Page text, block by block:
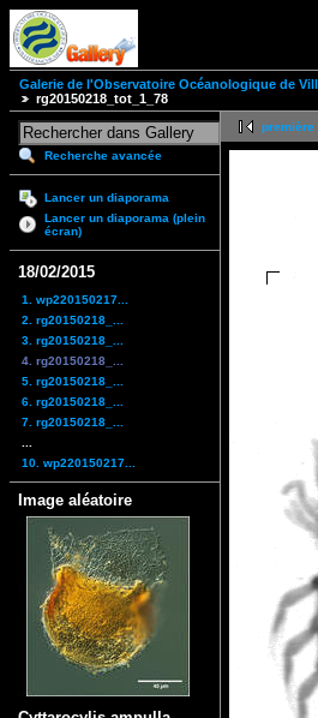
Galerie de l'Observatoire Océanologique de
rg20150218_tot_1_78
Recherche avancée
Lancer un diaporama
Lancer un diaporama (plein
écran)
18/02/2015
1. wp220150217...
2. rg20150218_...
3. rg20150218_...
4. rg20150218_...
5. rg20150218_...
6. rg20150218_...
7. rg20150218_...
10. wp220150217...
Image aléatoire
première